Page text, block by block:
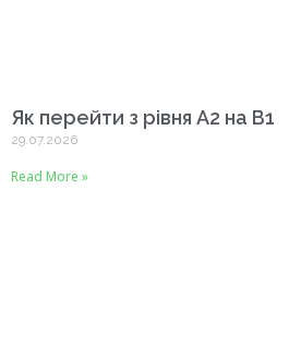
Як перейти з рівня A2 на B1
29.07.2026
Read More »